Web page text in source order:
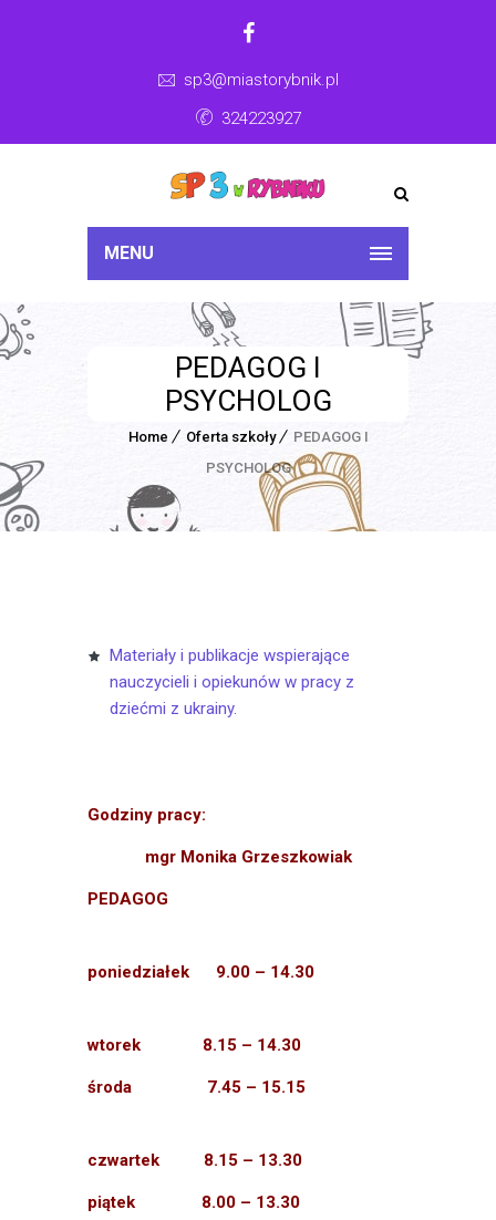
sp3@miastorybnik.pl
324223927
MENU
PEDAGOG I
PSYCHOLOG
Home Oferta szkoły
PEDAGOG I
PSYCHOLOG
materiały i publikacje wspierające
nauczycieli i opiekunów w pracy z
dziećmi z ukrainy.
Godziny pracy:
mgr Monika Grzeszkowiak
PEDAGOG
poniedziałek 9.00 – 14.30
wtorek 8.15 – 14.30
środa 7.45 – 15.15
czwartek 8.15 – 13.30
piątek 8.00 – 13.30